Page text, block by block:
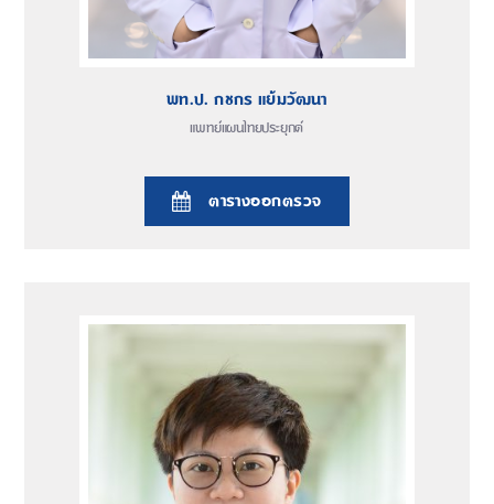
แพทย์แผนไทยประยุกต์
พท.ป. กชกร แย้มวัฒนา
ตารางออกตรวจ